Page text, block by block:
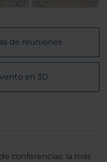
de reuniones
en 3D
conferencias: la más